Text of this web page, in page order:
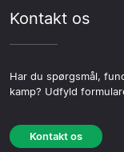
Kontakt os
Har du spørgsmål,
kamp? Udfyld
Kontakt os